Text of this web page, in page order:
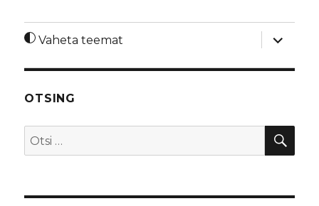
Vaheta teemat
laienda
OTSING
Otsi: